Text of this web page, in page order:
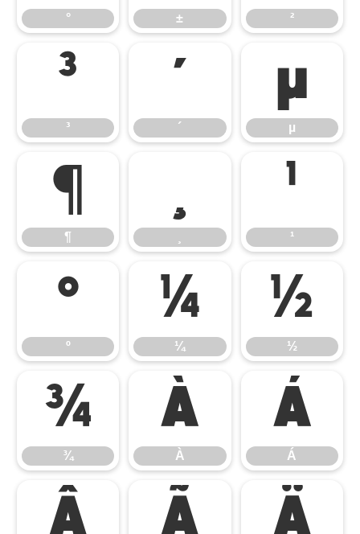
° ± ²
³
³
´
´
µ
µ
¶
¶
¸ ¹
¹
º
º
¼
¼
½
½
¾
¾
À
À
Á
Á
Â Ã Ä